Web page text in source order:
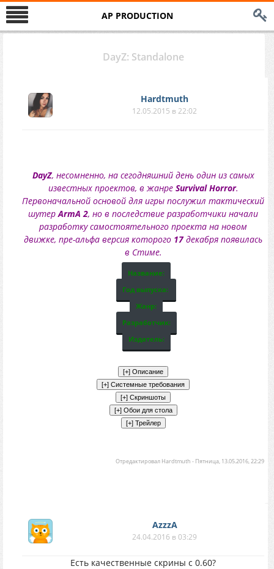
AP PRODUCTION
DayZ: Standalone
Hardtmuth
12.05.2015 в 22:02
DayZ, несомненно, на сегодняшний день один из самых
известных проектов, в жанре Survival Horror.
Первоначальной основой для игры послужил тактический
шутерArmA 2, но в последствие разработчики начали
разработку самостоятельного проекта на новом
движке, пре-альфа версия которого 17декабря появилась
в Стиме.
Название:
Год выпуска:
Жанр:
Разработчик:
Издатель:
Отредактировал Hardtmuth - Пятница, 13.05.2016, 22:29
AzzzA
24.04.2016 в 03:29
Есть качественные скрины с 0.60?